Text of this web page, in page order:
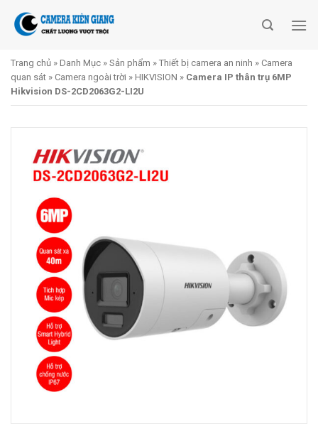
Trang chủ » Danh Mục » Sản phẩm » Thiết bị camera an ninh » Camera
quan sát » Camera ngoài trời » HIKVISION » Camera IP thân trụ 6MP
Hikvision DS-2CD2063G2-LI2U